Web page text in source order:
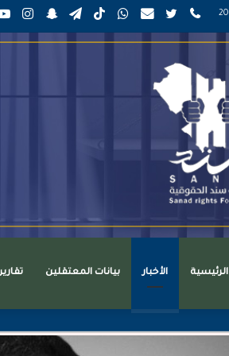
سناب
تشات
تيلقرامTikTokواتساب mail تويتر
عربي
phone
الرئيسية الأخبار بيانات المعتقلين